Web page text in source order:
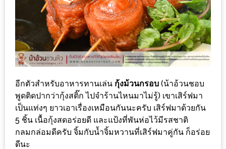
ฟรี
ที่
LE
CRYSTAL
เชียงใหม่
ฟรี
2
ท่าน
ลุ้น
อีกตัวสำหรับอาหารทานเล่น กุ้งม้วนกรอบ (น้าอ้วนชอบ
พูดติดปากว่ากุ้งสติ๊ก ไปจำร้านไหนมาไม่รู้) เขาเสิร์ฟมา
เป็นแท่งๆ ยาวเอาเรื่องเหมือนกันนะครับ เสิร์ฟมาด้วยกัน
5 ชิ้น เนื้อกุ้งสดอร่อยดี และแป้งที่พันห่อไว้มีรสชาติ
กลมกล่อมดีครับ จิ้มกับน้ำจิ้มหวานที่เสิร์ฟมาคู่กัน ก็อร่อย
ดีนะ